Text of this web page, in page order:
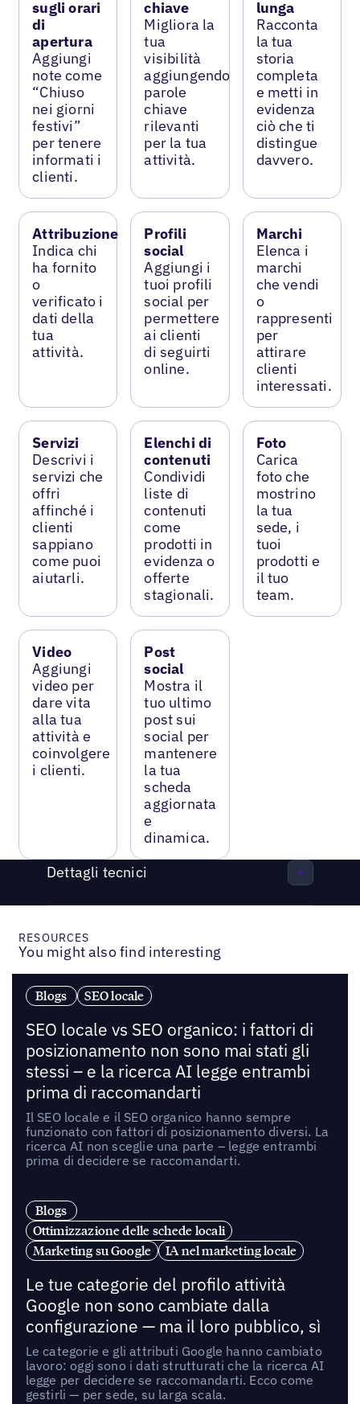
sugli orari
di
apertura
Aggiungi
note come
“Chiuso
nei giorni
festivi”
per tenere
informati i
clienti.
chiave
Migliora la
tua
visibilità
aggiungendo
parole
chiave
rilevanti
per la tua
attività.
lunga
Racconta
la tua
storia
completa
e metti in
evidenza
ciò che ti
distingue
davvero.
Attribuzione
Indica chi
ha fornito
o
verificato i
dati della
tua
attività.
Profili
social
Aggiungi i
tuoi profili
social per
permettere
ai clienti
di seguirti
online.
Marchi
Elenca i
marchi
che vendi
o
rappresenti
per
attirare
clienti
interessati.
Servizi
Descrivi i
servizi che
offri
affinché i
clienti
sappiano
come puoi
aiutarli.
Elenchi di
contenuti
Condividi
liste di
contenuti
come
prodotti in
evidenza o
offerte
stagionali.
Foto
Carica
foto che
mostrino
la tua
sede, i
tuoi
prodotti e
il tuo
team.
Video
Aggiungi
video per
dare vita
alla tua
attività e
coinvolgere
i clienti.
Post
social
Mostra il
tuo ultimo
post sui
social per
mantenere
la tua
scheda
aggiornata
e
dinamica.
Dettagli tecnici
RESOURCES
You might also find interesting
Blogs SEO locale
SEO locale vs SEO organico: i fattori di
posizionamento non sono mai stati gli
stessi – e la ricerca AI legge entrambi
prima di raccomandarti
Il SEO locale e il SEO organico hanno sempre
funzionato con fattori di posizionamento diversi. La
ricerca AI non sceglie una parte – legge entrambi
prima di decidere se raccomandarti.
Blogs
Ottimizzazione delle schede locali
Marketing su Google
IA nel marketing locale
Le tue categorie del profilo attività
Google non sono cambiate dalla
configurazione — ma il loro pubblico, sì
Le categorie e gli attributi Google hanno cambiato
lavoro: oggi sono i dati strutturati che la ricerca AI
legge per decidere se raccomandarti. Ecco come
gestirli — per sede, su larga scala.